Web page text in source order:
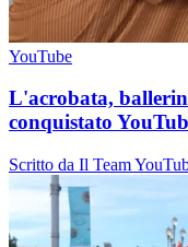
YouTube
L'acrobata,
conquistato
Scritto da Il Team